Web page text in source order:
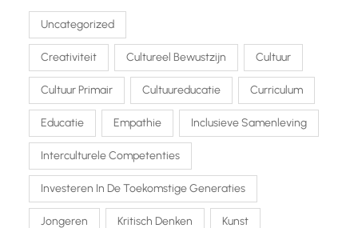
Uncategorized
Creativiteit Cultureel Bewustzijn Cultuur
Cultuur Primair Cultuureducatie Curriculum
Educatie Empathie Inclusieve Samenleving
Interculturele Competenties
Investeren In De Toekomstige Generaties
Jongeren Kritisch Denken Kunst